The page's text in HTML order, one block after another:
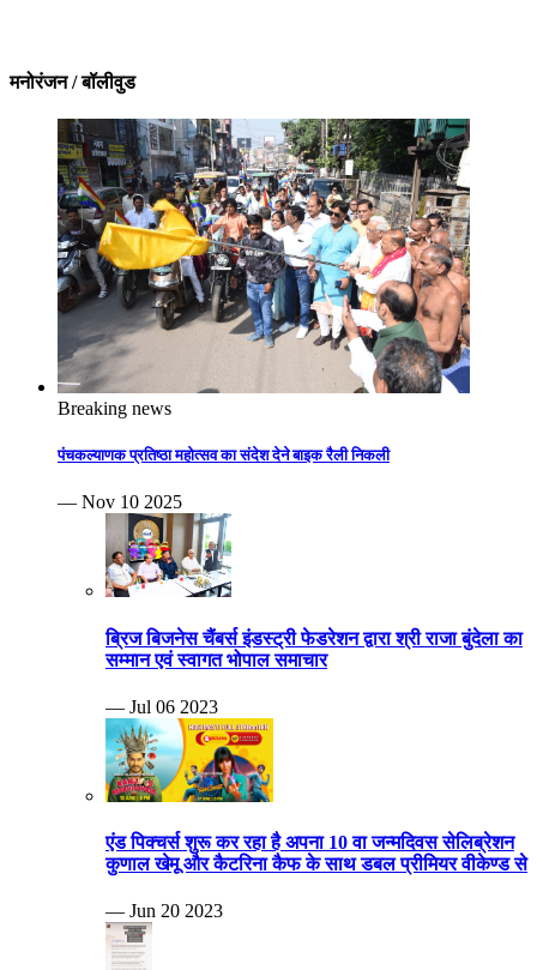
मनोरंजन / बॉलीवुड
Breaking news
पंचकल्याणक प्रतिष्ठा महोत्सव का संदेश देने बाइक रैली निकली
— Nov 10 2025
ब्रिज बिजनेस चैंबर्स इंडस्ट्री फेडरेशन द्वारा श्री राजा बुंदेला का
सम्मान एवं स्वागत भोपाल समाचार
— Jul 06 2023
एंड पिक्चर्स शुरू कर रहा है अपना 10 वा जन्मदिवस सेलिब्रेशन
कुणाल खेमू और कैटरिना कैफ के साथ डबल प्रीमियर वीकेण्ड से
— Jun 20 2023